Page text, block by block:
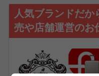
人気ブランドだか
売や店舗運営のお